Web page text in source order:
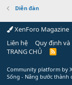
Diễn đàn
XenForo Magazine
Liên hệ
Quy định và
TRANG CHỦ
R
Community platform by
Sống - Nâng bước thành